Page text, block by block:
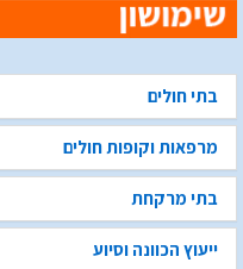
בתי חולים
מרפאות וקופות חולים
בתי מרקחת
ייעוץ הכוונה וסיוע